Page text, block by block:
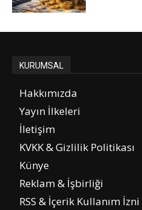
KURUMSAL
Hakkımızda
Yayın İlkeleri
İletişim
KVKK & Gizlilik Politikası
Künye
Reklam & İşbirliği
RSS & İçerik Kullanım İzni